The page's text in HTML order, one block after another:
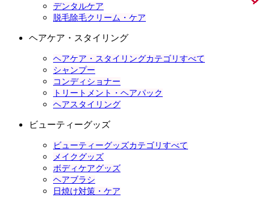
デンタルケア
脱毛除毛クリーム・ケア
ヘアケア・スタイリング
ヘアケア・スタイリングカテゴリすべて
シャンプー
コンディショナー
トリートメント・ヘアパック
ヘアスタイリング
ビューティーグッズ
ビューティーグッズカテゴリすべて
メイクグッズ
ボディケアグッズ
ヘアブラシ
日焼け対策・ケア